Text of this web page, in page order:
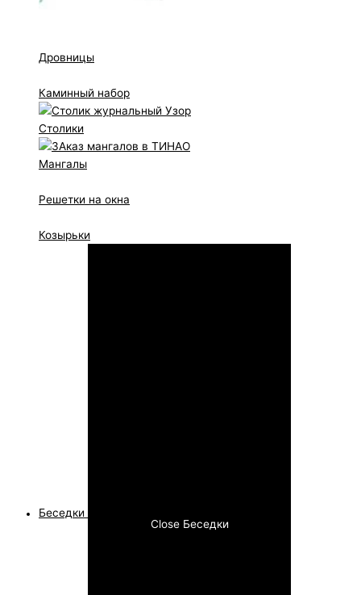
Дровницы
Каминный набор
Столики
Мангалы
Решетки на окна
Козырьки
Беседки
Close Беседки